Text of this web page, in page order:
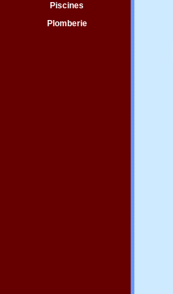
Piscines
Plomberie